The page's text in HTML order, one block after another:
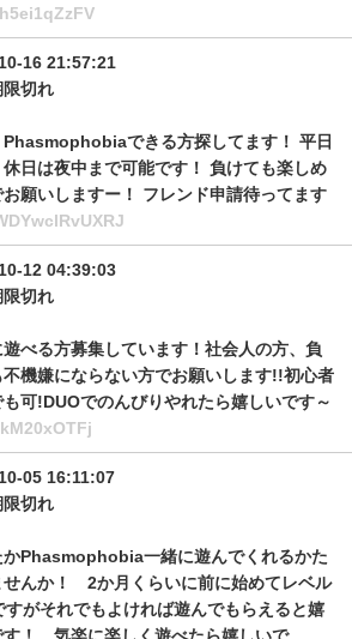
16 21:57:21
切れ
Phasmophobiaできる方探してます！ 平日
休日は夜中まで可能です！ 負けても楽しめ
お願いしますー！ フレンド申請待ってます
12 04:39:03
切れ
べる方募集しています！社会人の方、負
不機嫌にならない方でお願いします!!初心者
も可!DUOでのんびりやれたら嬉しいです～
05 16:11:07
切れ
かPhasmophobia一緒に遊んでくれるかた
せんか！ 2か月くらいに前に始めてレベル
すがそれでもよければ遊んでもらえると嬉